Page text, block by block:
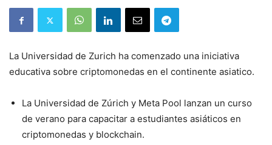
La Universidad de Zurich ha comenzado una iniciativa
educativa sobre criptomonedas en el continente asiatico.
La Universidad de Zúrich y Meta Pool lanzan un curso
de verano para capacitar a estudiantes asiáticos en
criptomonedas y blockchain.